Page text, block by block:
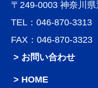
〒249-0003 神奈川
TEL：046-870-3313
FAX：046-870-3323
> お問い合わせ
HOME